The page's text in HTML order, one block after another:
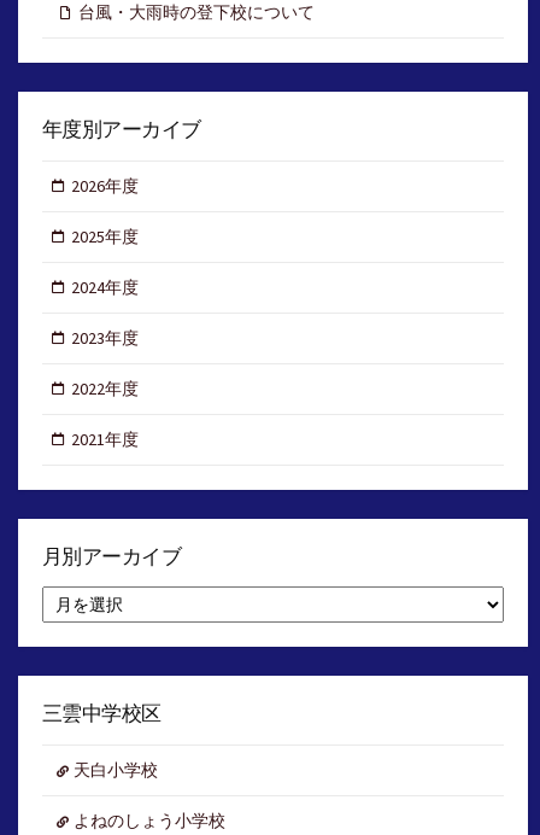
台風・大雨時の登下校について
年度別アーカイブ
2026年度
2025年度
2024年度
2023年度
2022年度
2021年度
月別アーカイブ
別
ア
イ
三雲中学校区
天白小学校
よねのしょう小学校